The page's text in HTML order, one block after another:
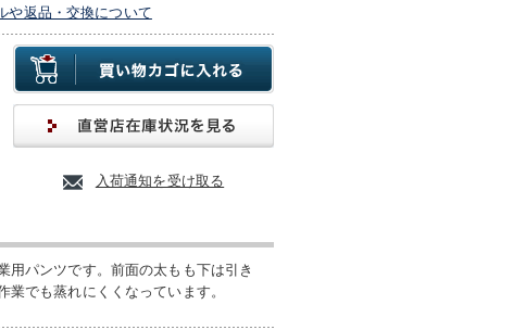
や返品・交換について
入荷通知を受け取る
パンツです。前面の太もも下は引き
でも蒸れにくくなっています。